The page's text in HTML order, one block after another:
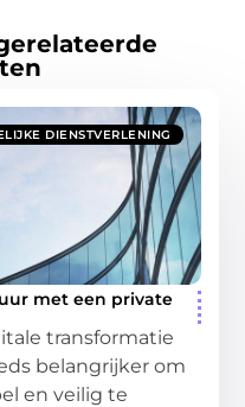
DIENSTVERLENING
met een private
transformatie
belangrijker om
en veilig te